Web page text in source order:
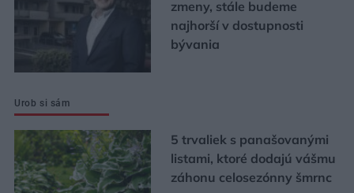
zmeny, stále budeme
najhorší v dostupnosti
bývania
Urob si sám
5 trvaliek s panašovanými
listami, ktoré dodajú vášmu
záhonu celosezónny šmrnc